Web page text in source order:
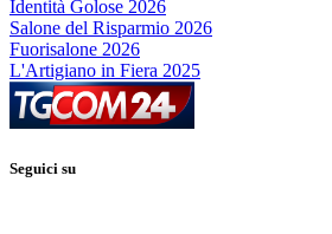
Identità Golose 2026
Salone del Risparmio 2026
Fuorisalone 2026
L'Artigiano in Fiera 2025
Seguici su